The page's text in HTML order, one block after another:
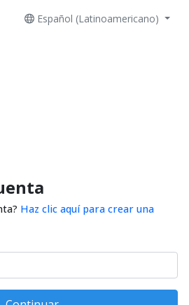
Español (Latinoamericano)
Haz clic aquí para crear una